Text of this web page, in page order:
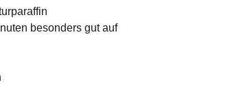
besonders gut auf